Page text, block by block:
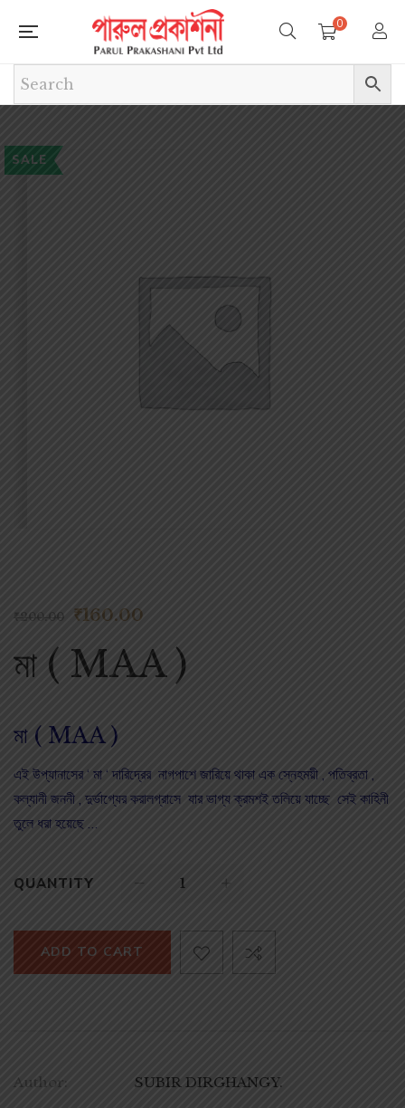
0
SALE
₹200.00 ₹160.00
মা ( MAA )
মা ( MAA )
এই উপ্যানাসের ‘ মা ‘ দারিদ্রের নাগপাশে জারিয়ে থাকা এক স্নেহময়ী , পতিব্রতা ,
কল্যানী জননী , দুর্ভাগ্যের করালগ্রাসে যার ভাগ্য ক্রমশই তলিয়ে যাচ্ছে সেই কাহিনী
তুলে ধরা হয়েছে …
QUANTITY
ADD TO CART
Author: SUBIR DIRGHANGY.